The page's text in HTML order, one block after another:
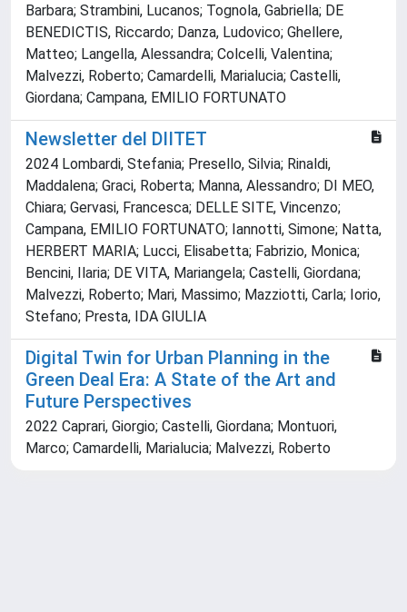
Barbara; Strambini, Lucanos; Tognola, Gabriella; DE
BENEDICTIS, Riccardo; Danza, Ludovico; Ghellere,
Matteo; Langella, Alessandra; Colcelli, Valentina;
Malvezzi, Roberto; Camardelli, Marialucia; Castelli,
Giordana; Campana, EMILIO FORTUNATO
Newsletter del DIITET
2024 Lombardi, Stefania; Presello, Silvia; Rinaldi,
Maddalena; Graci, Roberta; Manna, Alessandro; DI MEO,
Chiara; Gervasi, Francesca; DELLE SITE, Vincenzo;
Campana, EMILIO FORTUNATO; Iannotti, Simone; Natta,
HERBERT MARIA; Lucci, Elisabetta; Fabrizio, Monica;
Bencini, Ilaria; DE VITA, Mariangela; Castelli, Giordana;
Malvezzi, Roberto; Mari, Massimo; Mazziotti, Carla; Iorio,
Stefano; Presta, IDA GIULIA
Digital Twin for Urban Planning in the
Green Deal Era: A State of the Art and
Future Perspectives
2022 Caprari, Giorgio; Castelli, Giordana; Montuori,
Marco; Camardelli, Marialucia; Malvezzi, Roberto